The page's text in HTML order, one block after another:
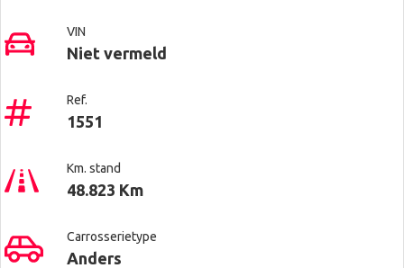
VIN
Niet vermeld
Ref.
1551
Km. stand
48.823 Km
Carrosserietype
Anders